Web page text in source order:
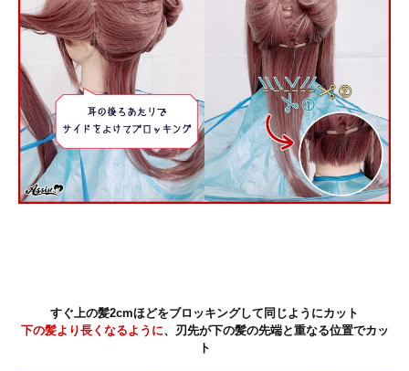
すぐ上の髪2cmほどをブロッキングして同じようにカット
下の髪より長くなるように、刃先が下の髪の先端と重なる位置でカッ
ト